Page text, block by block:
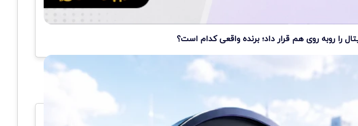
را روبه روی هم قرار داد؛ برنده واقعی کدام است؟